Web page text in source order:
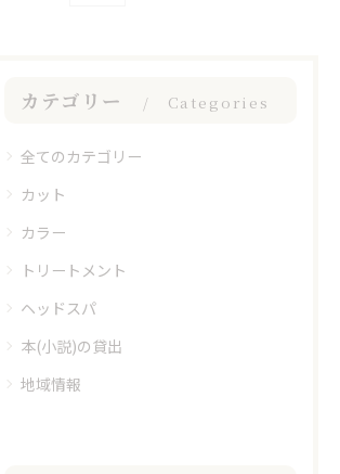
カテゴリー Categories
全てのカテゴリー
カット
カラー
トリートメント
ヘッドスパ
本(小説)の貸出
地域情報